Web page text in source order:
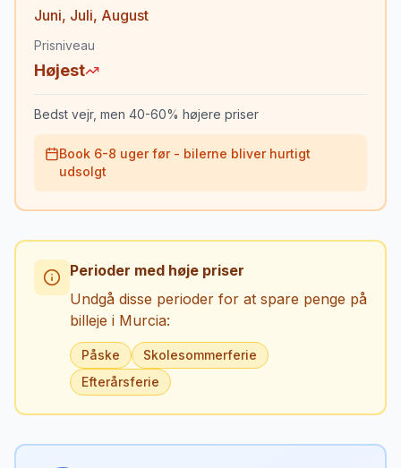
Juni, Juli, August
Prisniveau
Højest
Bedst vejr, men 40-60% højere priser
Book 6-8 uger før - bilerne bliver hurtigt
udsolgt
Perioder med høje priser
Undgå disse perioder for at spare penge på
billeje i Murcia:
Påske
Skolesommerferie
Efterårsferie